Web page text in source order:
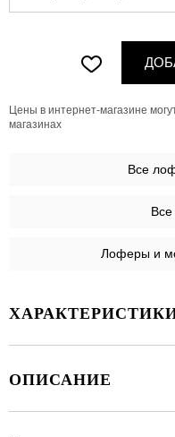
Цены в интернет-магазине
магазинах
Все
Лоферы и
ОПИСАНИЕ